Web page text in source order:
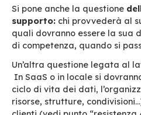
soprattutto di
investimenti al
In modalità “hosted”,
dell’azienda e della
della posta
condiviso e hosting
iniziano con l’hosting